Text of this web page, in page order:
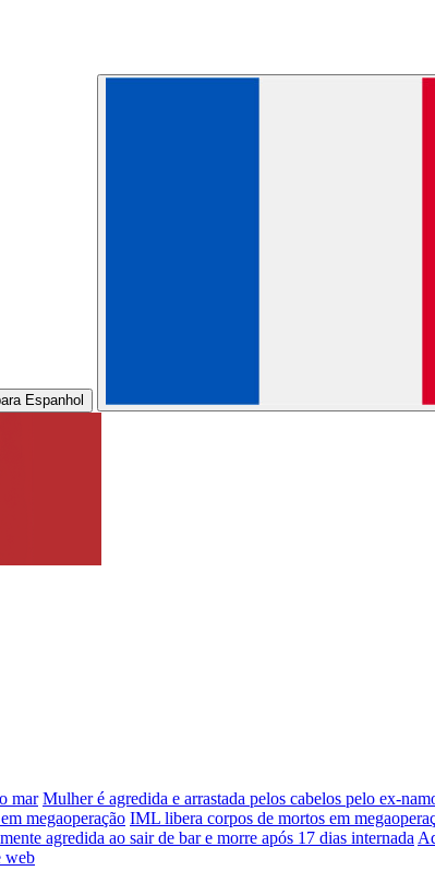
mar Mulher é agredida e arrastada pelos cabelos pelo ex-
megaoperação IML libera corpos de mortos em
agredida ao sair de bar e morre após 17 dias internada
web